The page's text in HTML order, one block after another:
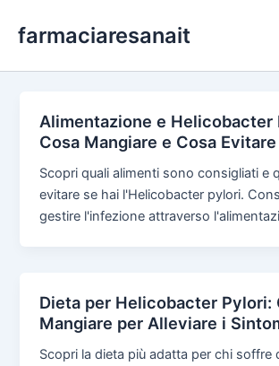
farmaciaresanait
Alimentazione e Helicobacter
Cosa Mangiare e Cosa Evitare
Scopri quali alimenti sono consigliati e
evitare se hai l'Helicobacter pylori.
gestire l'infezione attraverso
Dieta per Helicobacter Pylori:
Mangiare per Alleviare i
Scopri la dieta più adatta per chi soffre